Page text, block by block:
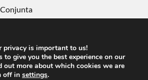
privacy is important to us!
to give you the best experience on our
out more about which cookies we are
off in settings.